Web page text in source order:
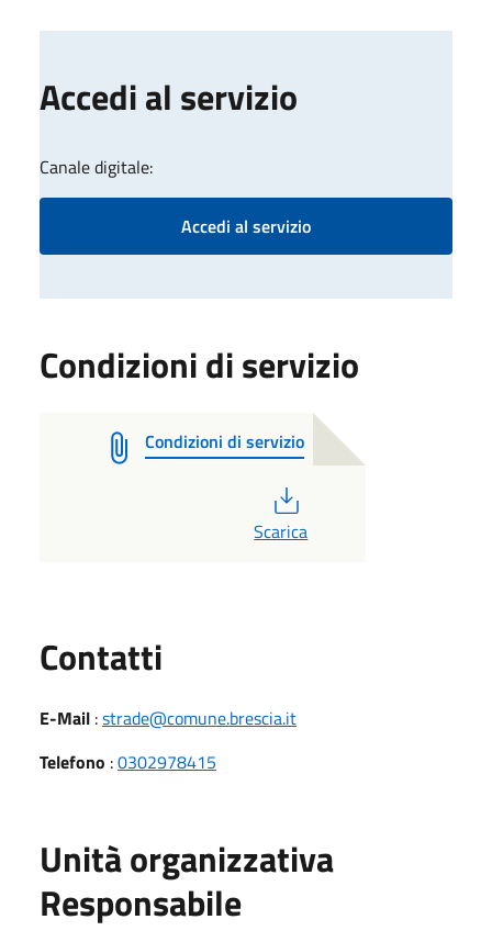
Accedi al servizio
Canale digitale:
Accedi al servizio
Condizioni di servizio
Condizioni di servizio
Scarica
Contatti
E-Mail :strade@comune.brescia.it
Telefono :0302978415
Unità organizzativa
Responsabile